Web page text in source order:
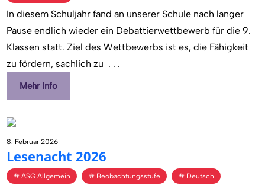
In diesem Schuljahr fand an unserer Schule nach langer
Pause endlich wieder ein Debattierwettbewerb für die 9.
Klassen statt. Ziel des Wettbewerbs ist es, die Fähigkeit
zu fördern, sachlich zu . . .
Mehr Info
8. Februar 2026
Le­se­nacht 2026
ASG Allgemein Beobachtungsstufe Deutsch